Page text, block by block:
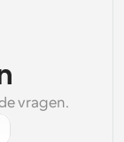
vragen.